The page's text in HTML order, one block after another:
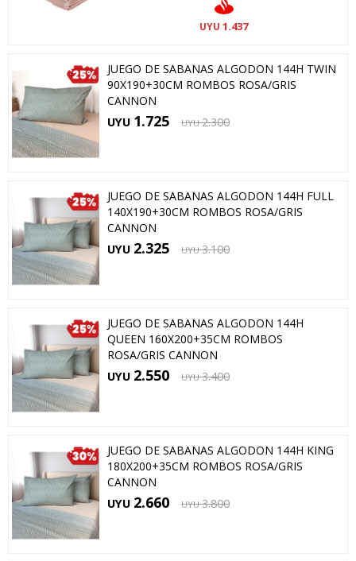
UYU 1.437
JUEGO DE SABANAS ALGODON 144H TWIN
90X190+30CM ROMBOS ROSA/GRIS
CANNON
UYU 1.725 UYU 2.300
JUEGO DE SABANAS ALGODON 144H FULL
140X190+30CM ROMBOS ROSA/GRIS
CANNON
UYU 2.325 UYU 3.100
JUEGO DE SABANAS ALGODON 144H
QUEEN 160X200+35CM ROMBOS
ROSA/GRIS CANNON
UYU 2.550 UYU 3.400
JUEGO DE SABANAS ALGODON 144H KING
180X200+35CM ROMBOS ROSA/GRIS
CANNON
UYU 2.660 UYU 3.800